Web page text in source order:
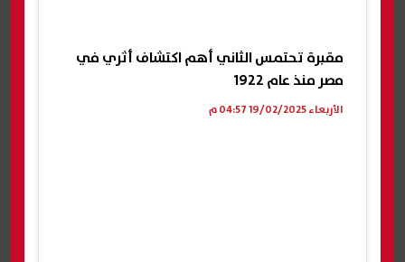
مقبرة تحتمس الثاني أهم اكتشاف أثري في
مصر منذ عام 1922
الأربعاء 19/02/2025 04:57 م